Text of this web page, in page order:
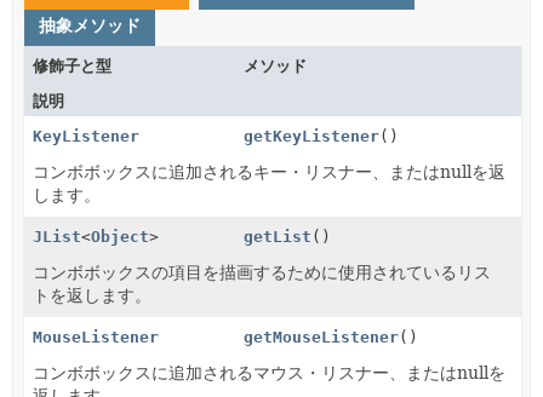
抽象メソッド
修飾子と型
メソッド
説明
KeyListener
getKeyListener()
コンボボックスに追加されるキー・リスナー、またはnullを返
します。
JList<Object> getList ()
コンボボックスの項目を描画するために使用されているリス
トを返します。
MouseListener getMouseListener()
コンボボックスに追加されるマウス・リスナー、またはnullを